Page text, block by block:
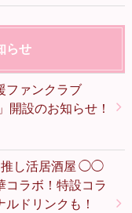
らせ
ファンクラブ
開設のお知らせ！
推し活居酒屋 ◯◯
コラボ！特設コラ
ドリンクも！